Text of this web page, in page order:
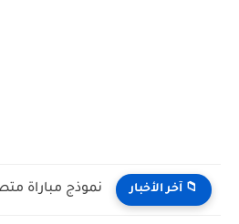
📁 آخر الأخبار